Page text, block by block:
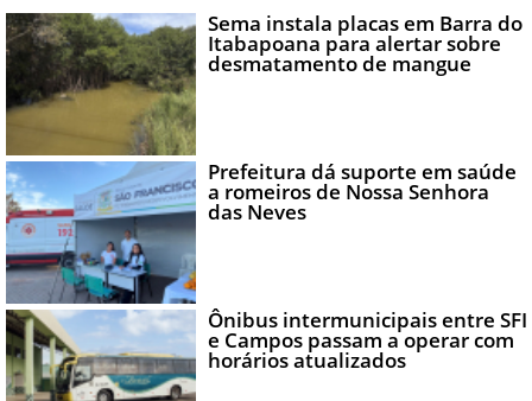
Sema instala placas em Barra do
Itabapoana para alertar sobre
desmatamento de mangue
Prefeitura dá suporte em saúde
a romeiros de Nossa Senhora
das Neves
Ônibus intermunicipais entre SFI
e Campos passam a operar com
horários atualizados